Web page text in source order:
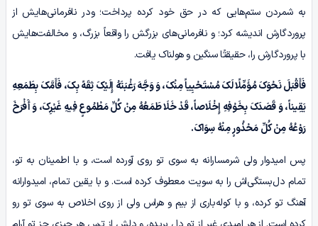
به شمردن ستم‌هایی که در حق خود کرده پرداخت؛ ودر نافرمانی‌هایش از
پروردگارش اندیشه کرد؛ و نافرمانی‌های بزرگش را واقعاً بزرگ، و مخالفت‌هایش
با پروردگارش را، حقیقتًا سنگین و هولناک یافت.
فَأَقْبَلَ نَحْوَکَ مُؤَمِّلًا لَکَ مُسْتَحْیِیاً مِنْکَ، وَ وَجَّهَ رَغْبَتَهُ إِلَیْکَ ثِقَهً بِکَ، فَأَمَّکَ بِطَمَعِهِ
یَقِیناً، وَ قَصَدَکَ بِخَوْفِهِ إِخْلَاصاً، قَدْ خَلَا طَمَعُهُ مِنْ کُلِّ مَطْمُوعٍ فِیهِ غَیْرِکَ، وَ أَفْرَخَ
رَوْعُهُ مِنْ کُلِّ مَحْذُورٍ مِنْهُ سِوَاکَ.
پس امیدوار ولی شرمسارانه به سوی تو روی آورده است، و با اطمینان به تو،
تمام دل‌بستگی‌اش را به سویت معطوف کرده است. و با یقین تمام، امیدوارانه
آهنگ تو کرده، و با کوله‌باری از بیم و هراس ولی از روی اخلاص به سوی تو رو